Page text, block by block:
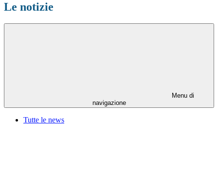
Le notizie
Menu di
navigazione
Tutte le news